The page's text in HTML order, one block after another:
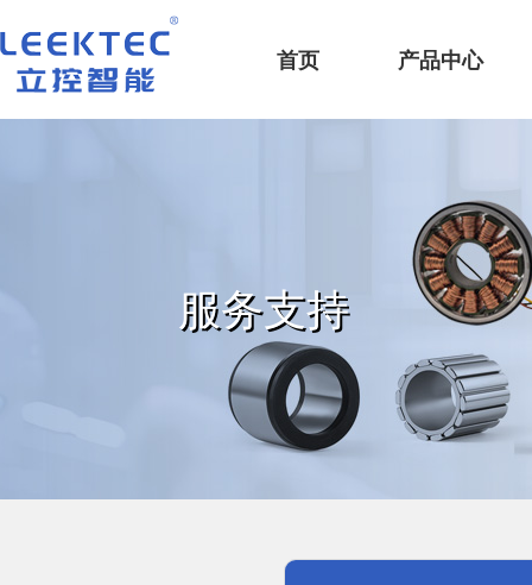
深圳市立控智能科技有限公司
首页
产品中心
服务支持